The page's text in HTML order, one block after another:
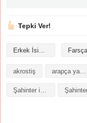
Tepki Ver!
Erkek İsimleri
akrostiş arapça yazılışı
Şahinter isminin baş harfleriyle şiir